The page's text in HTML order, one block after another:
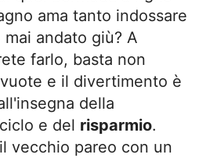
ama tanto indossare
andato giù? A
farlo, basta non
e il divertimento è
della
e del risparmio.
vecchio pareo con un